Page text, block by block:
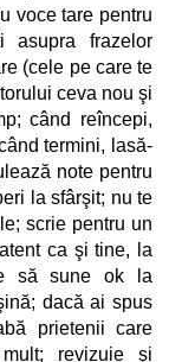
voce tare pentru
asupra frazelor
(cele pe care te
ceva nou şi
când reîncepi,
termini, lasă-
note pentru
la sfârşit; nu te
scrie pentru un
ca şi tine, la
să sune ok la
dacă ai spus
prietenii care
revizuie şi